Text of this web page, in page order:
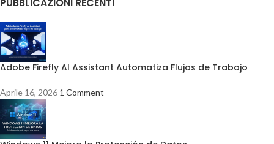
PUBBLICAZIONI RECENTI
Adobe Firefly AI Assistant Automatiza Flujos de Trabajo
Aprile 16, 2026 1 Comment